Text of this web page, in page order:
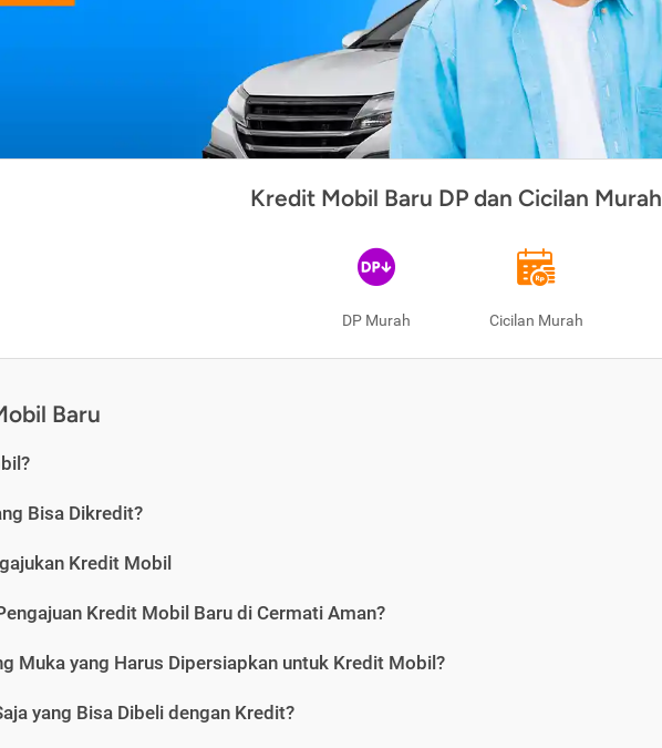
Kredit Mobil Baru DP dan Cicilan Murah
DP Murah Cicilan Murah
Baru
Bisa Dikredit?
Kredit Mobil
Kredit Mobil Baru di Cermati Aman?
Muka yang Harus Dipersiapkan untuk Kredit Mobil?
yang Bisa Dibeli dengan Kredit?